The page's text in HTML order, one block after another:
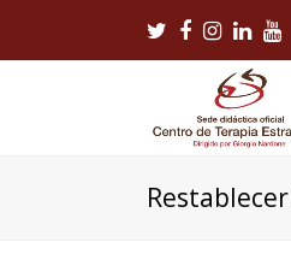
Twitter
Facebook